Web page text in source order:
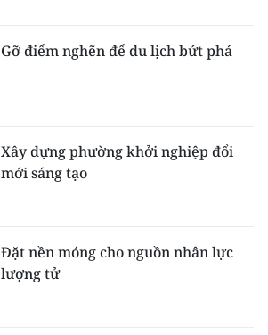
Gỡ điểm nghẽn để du lịch bứt phá
Xây dựng phường khởi nghiệp đổi
mới sáng tạo
Đặt nền móng cho nguồn nhân lực
lượng tử